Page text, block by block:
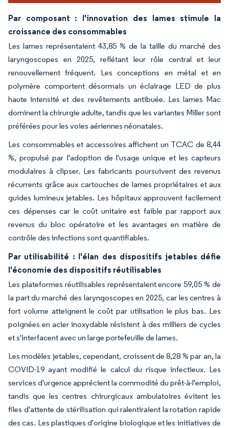
Par composant : l'innovation des lames stimule la
croissance des consommables
Les lames représentaient 43,85 % de la taille du marché des
laryngoscopes en 2025, reflétant leur rôle central et leur
renouvellement fréquent. Les conceptions en métal et en
polymère comportent désormais un éclairage LED de plus
haute intensité et des revêtements antibuée. Les lames Mac
dominent la chirurgie adulte, tandis que les variantes Miller sont
préférées pour les voies aériennes néonatales.
Les consommables et accessoires affichent un TCAC de 8,44
%, propulsé par l'adoption de l'usage unique et les capteurs
modulaires à clipser. Les fabricants poursuivent des revenus
récurrents grâce aux cartouches de lames propriétaires et aux
guides lumineux jetables. Les hôpitaux approuvent facilement
ces dépenses car le coût unitaire est faible par rapport aux
revenus du bloc opératoire et les avantages en matière de
contrôle des infections sont quantifiables.
Par utilisabilité : l'élan des dispositifs jetables défie
l'économie des dispositifs réutilisables
Les plateformes réutilisables représentaient encore 59,05 % de
la part du marché des laryngoscopes en 2025, car les centres à
fort volume atteignent le coût par utilisation le plus bas. Les
poignées en acier inoxydable résistent à des milliers de cycles
et s'interfacent avec un large portefeuille de lames.
Les modèles jetables, cependant, croissent de 8,28 % par an, la
COVID-19 ayant modifié le calcul du risque infectieux. Les
services d'urgence apprécient la commodité du prêt-à-l'emploi,
tandis que les centres chirurgicaux ambulatoires évitent les
files d'attente de stérilisation qui ralentiraient la rotation rapide
des cas. Les plastiques d'origine biologique et les initiatives de